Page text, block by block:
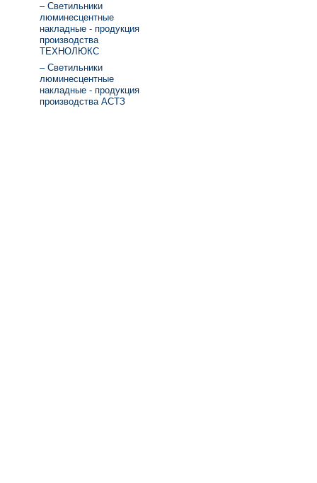
– Светильники
люминесцентные
накладные - продукция
производства
ТЕХНОЛЮКС
– Светильники
люминесцентные
накладные - продукция
производства АСТЗ